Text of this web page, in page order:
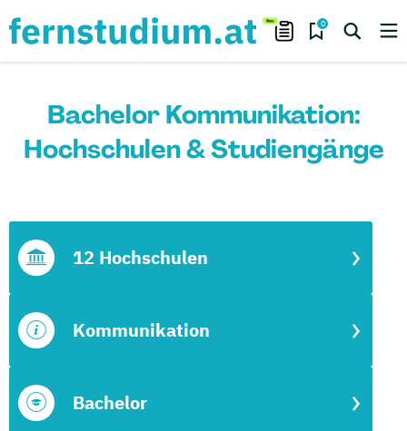
0
Bachelor Kommunikation:
Hochschulen & Studiengänge
Bachelor
Kommunikation
12 Hochschulen